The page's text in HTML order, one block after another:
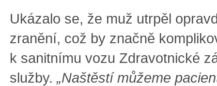
Ukázalo se, že muž utrpěl
zranění, což by značně
k sanitnímu vozu Zdravotnické
služby. „Naštěstí můžeme